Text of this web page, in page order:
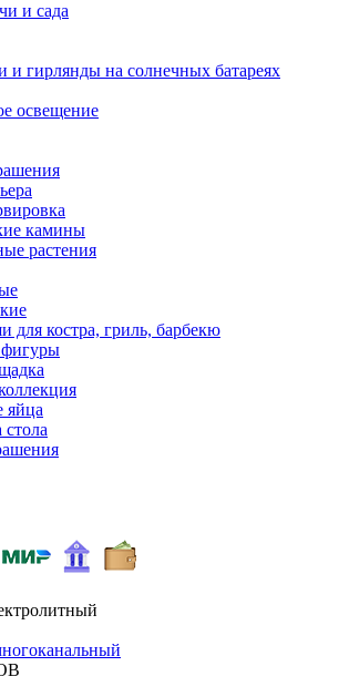
и сада
и гирлянды на солнечных батареях
освещение
камины
растения
для костра, гриль, барбекю
яйца